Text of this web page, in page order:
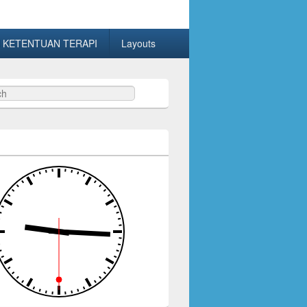
TERAPI Layouts